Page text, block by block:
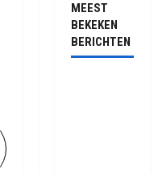
MEEST
BEKEKEN
BERICHTEN